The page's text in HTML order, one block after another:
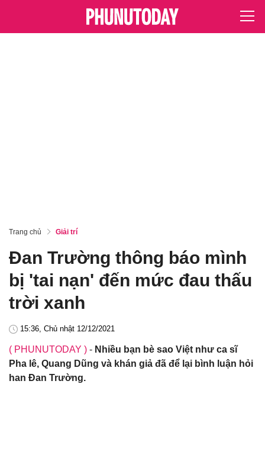
Trang chủ Giải trí
Đan Trường thông báo mình
bị 'tai nạn' đến mức đau thấu
trời xanh
15:36, Chủ nhật 12/12/2021
( PHUNUTODAY ) - Nhiều bạn bè sao Việt như ca sĩ
Pha lê, Quang Dũng và khán giả đã để lại bình luận hỏi
han Đan Trường.